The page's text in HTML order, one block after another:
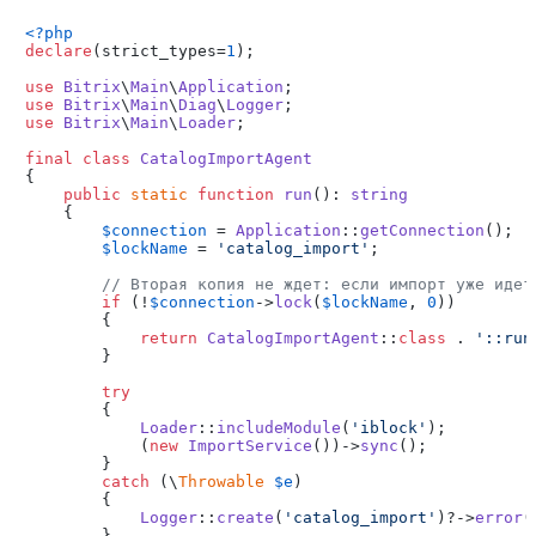
<?php
declare (strict_types=1 );
use
Bitrix\Main\Application
use
Bitrix\Main\Diag\ Logger
use
Bitrix\Main\ Loader ;
final
class
CatalogImportAgent
{
public
static function run ( ): string
{
$connection = Application :: getConnection ();
$lockName = 'catalog_import' ;
// Вторая копия не ждет: если импорт уже
if (! $connection -> lock ( $lockName , 0 ))
        {
return
CatalogImportAgent :: class .
        }
try
        {
Loader :: includeModule ( 'iblock' );
            (
new ImportService ())->sync ();
        }
catch (\Throwable $e )
        {
Logger :: create ( 'catalog_import' )?->error(